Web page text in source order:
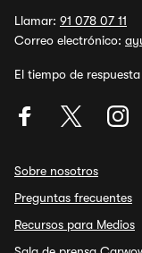
Llamar: 91 078 07 11
Correo electrónico:
El tiempo de
Sobre nosotros
Preguntas frecuentes
Recursos para Medios